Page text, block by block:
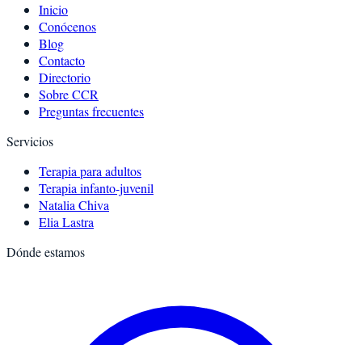
Inicio
Conócenos
Blog
Contacto
Directorio
Sobre CCR
Preguntas frecuentes
Servicios
Terapia para adultos
Terapia infanto-juvenil
Natalia Chiva
Elia Lastra
Dónde estamos